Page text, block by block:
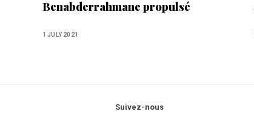
Benabderrahmane propulsé
1 JULY 2021
Suivez-nous